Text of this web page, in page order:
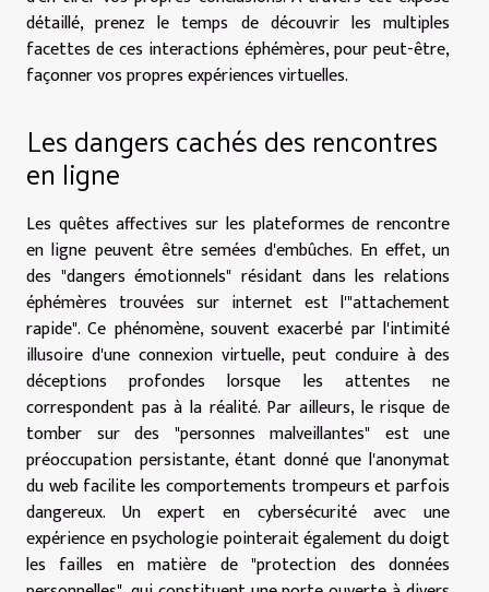
détaillé, prenez le temps de découvrir les multiples
facettes de ces interactions éphémères, pour peut-être,
façonner vos propres expériences virtuelles.
Les dangers cachés des rencontres
en ligne
Les quêtes affectives sur les plateformes de rencontre
en ligne peuvent être semées d'embûches. En effet, un
des "dangers émotionnels" résidant dans les relations
éphémères trouvées sur internet est l'"attachement
rapide". Ce phénomène, souvent exacerbé par l'intimité
illusoire d'une connexion virtuelle, peut conduire à des
déceptions profondes lorsque les attentes ne
correspondent pas à la réalité. Par ailleurs, le risque de
tomber sur des "personnes malveillantes" est une
préoccupation persistante, étant donné que l'anonymat
du web facilite les comportements trompeurs et parfois
dangereux. Un expert en cybersécurité avec une
expérience en psychologie pointerait également du doigt
les failles en matière de "protection des données